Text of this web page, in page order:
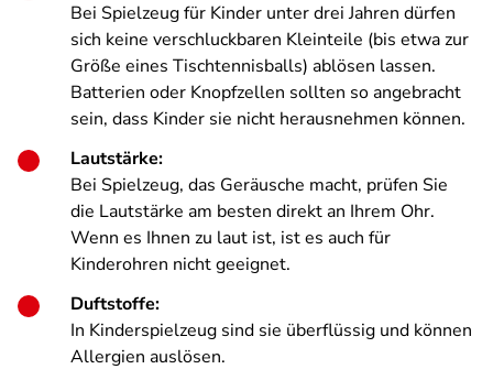
Bei Spielzeug für Kinder unter drei Jahren dürfen
sich keine verschluckbaren Kleinteile (bis etwa zur
Größe eines Tischtennisballs) ablösen lassen.
Batterien oder Knopfzellen sollten so angebracht
sein, dass Kinder sie nicht herausnehmen können.
Lautstärke:
Bei Spielzeug, das Geräusche macht, prüfen Sie
die Lautstärke am besten direkt an Ihrem Ohr.
Wenn es Ihnen zu laut ist, ist es auch für
Kinderohren nicht geeignet.
Duftstoffe:
In Kinderspielzeug sind sie überflüssig und können
Allergien auslösen.